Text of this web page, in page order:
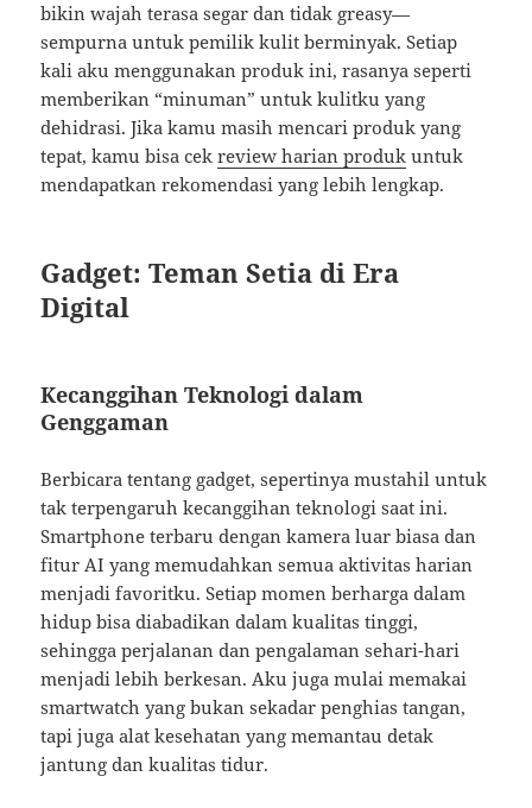
bikin wajah terasa segar dan tidak greasy—
sempurna untuk pemilik kulit berminyak. Setiap
kali aku menggunakan produk ini, rasanya seperti
memberikan “minuman” untuk kulitku yang
dehidrasi. Jika kamu masih mencari produk yang
tepat, kamu bisa cekreview harian produk untuk
mendapatkan rekomendasi yang lebih lengkap.
Gadget: Teman Setia di Era
Digital
Kecanggihan Teknologi dalam
Genggaman
Berbicara tentang gadget, sepertinya mustahil untuk
tak terpengaruh kecanggihan teknologi saat ini.
Smartphone terbaru dengan kamera luar biasa dan
fitur AI yang memudahkan semua aktivitas harian
menjadi favoritku. Setiap momen berharga dalam
hidup bisa diabadikan dalam kualitas tinggi,
sehingga perjalanan dan pengalaman sehari-hari
menjadi lebih berkesan. Aku juga mulai memakai
smartwatch yang bukan sekadar penghias tangan,
tapi juga alat kesehatan yang memantau detak
jantung dan kualitas tidur.